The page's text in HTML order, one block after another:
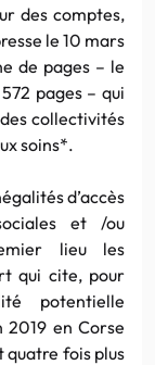
des comptes,
le 10 mars
de pages – le
pages – qui
collectivités
soins*.
d’accès
et /ou
lieu les
qui cite, pour
potentielle
2019 en Corse
quatre fois plus